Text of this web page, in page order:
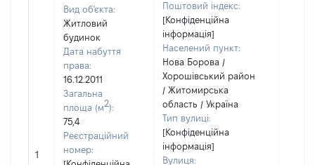
1
Вид об'єкта:
Житловий
будинок
Дата набуття
права:
16.12.2011
Загальна
площа (м2):
75,4
Реєстраційний
номер:
Поштовий індекс:
[Конфіденційна
інформація]
Населений пункт:
Нова Борова /
Хорошівський район
/ Житомирська
область / Україна
Тип вулиці:
[Конфіденційна
інформація]
Вулиця: